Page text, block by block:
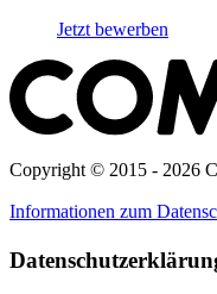
Jetzt bewerben
Copyright © 2015 - 2026
Informationen zum